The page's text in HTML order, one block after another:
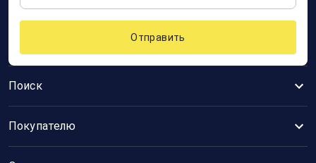
Поиск
Покупателю
Отправить